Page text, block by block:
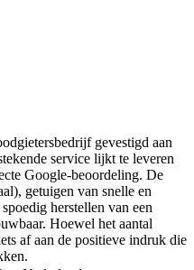
gevestigd aan
service lijkt te leveren
Google-beoordeling. De
getuigen van snelle en
herstellen van een
Hoewel het aantal
af aan de positieve indruk die